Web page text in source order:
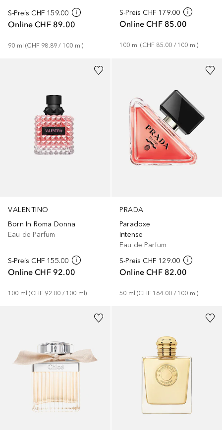
S-Preis CHF 159.00
Online CHF 89.00
90 ml (CHF 98.89 / 100 ml)
S-Preis CHF 179.00
Online CHF 85.00
100 ml (CHF 85.00 / 100 ml)
VALENTINO
Born In Roma Donna
Eau de Parfum
S-Preis CHF 155.00
Online CHF 92.00
100 ml (CHF 92.00 / 100 ml)
PRADA
Paradoxe
Intense
Eau de Parfum
S-Preis CHF 129.00
Online CHF 82.00
50 ml (CHF 164.00 / 100 ml)